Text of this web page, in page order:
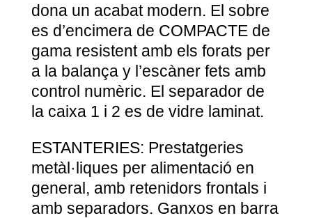
dona un acabat modern. El sobre
es d’encimera de COMPACTE de
gama resistent amb els forats per
a la balança y l’escàner fets amb
control numèric. El separador de
la caixa 1 i 2 es de vidre laminat.
ESTANTERIES: Prestatgeries
metàl·liques per alimentació en
general, amb retenidors frontals i
amb separadors. Ganxos en barra